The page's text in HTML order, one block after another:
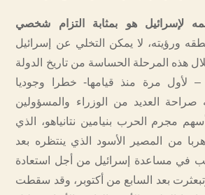
لإسرائيل هو بمثابة التزام شخصي
ورؤيته، لا يمكن التخلي عن إسرائيل
هذه المرحلة الحساسة من تاريخ الدولة
– لأول مرة منذ قيامها- خطرا وجوديا
صراحة العديد من الوزراء والمسؤولين
مجرم الحرب بنيامين نتانياهو، الذي
من المصير الأسود الذي ينتظره بعد
في مساعدة إسرائيل من أجل استعادة
بعد السابع من أكتوبر، وقد سقطت